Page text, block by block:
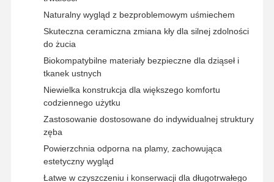
Dom Produkty O Nas
Wycieczka
Po Fabryce
Naturalny wygląd z bezproblemowym uśmiechem
Skuteczna ceramiczna zmiana kły dla silnej zdolności
do żucia
Biokompatybilne materiały bezpieczne dla dziąseł i
tkanek ustnych
Niewielka konstrukcja dla większego komfortu
codziennego użytku
Zastosowanie dostosowane do indywidualnej struktury
zęba
Powierzchnia odporna na plamy, zachowująca
estetyczny wygląd
Łatwe w czyszczeniu i konserwacji dla długotrwałego